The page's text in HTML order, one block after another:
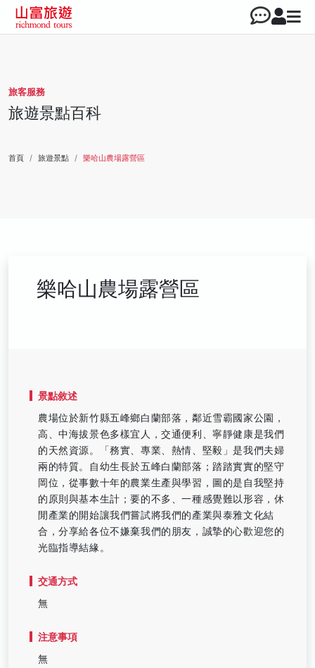
旅客服務
旅遊景點百科
首頁 旅遊景點 樂哈山農場露營區
樂哈山農場露營區
景點敘述
農場位於新竹縣五峰鄉白蘭部落，鄰近雪霸國家公園，
高、中海拔景色多樣宜人，交通便利、寧靜健康是我們
的天然資源。「務實、專業、熱情、堅毅」是我們夫婦
兩的特質。自幼生長於五峰白蘭部落；踏踏實實的堅守
岡位，從事數十年的農業生產與學習，圖的是自我堅持
的原則與基本生計；要的不多、一種感覺難以形容，休
閒產業的開始讓我們嘗試將我們的產業與泰雅文化結
合，分享給各位不嫌棄我們的朋友，誠摯的心歡迎您的
光臨指導結緣。
交通方式
無
注意事項
無